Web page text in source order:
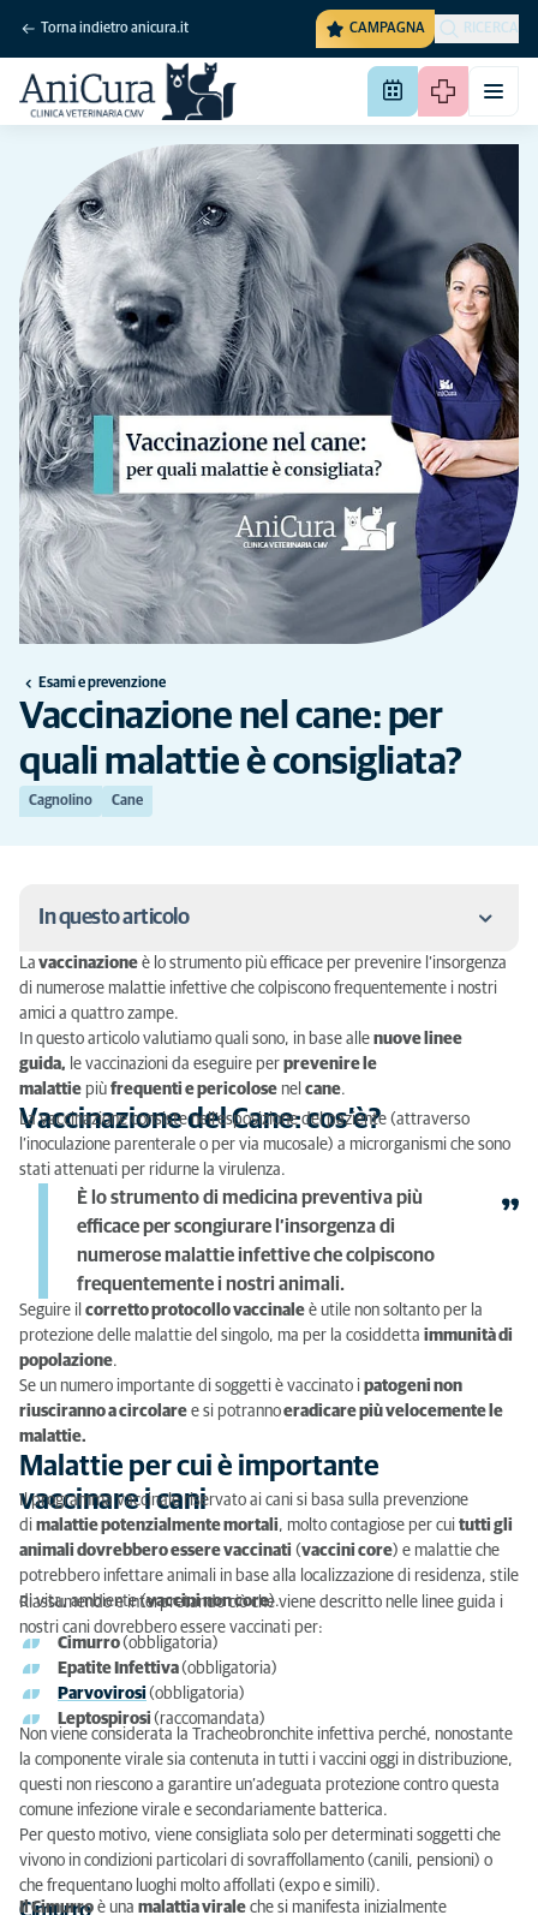
Torna indietro anicura.it CAMPAGNA RICERCA
Esami e prevenzione
Vaccinazione nel cane: per
quali malattie è consigliata?
Cagnolino Cane
In questo articolo
Vaccinazione del Cane: cos’è?
Malattie per cui è importante vaccinare i cani
Frequenza dei vaccini nel cane adulto
Quando vaccinare il cucciolo?
La vaccinazione antirabica è obbligatoria in Italia?
La vaccinazione è lo strumento più efficace per prevenire l’insorgenza
di numerose malattie infettive che colpiscono frequentemente i nostri
amici a quattro zampe.
In questo articolo valutiamo quali sono, in base alle nuove linee
guida, le vaccinazioni da eseguire per prevenire le
malattie più frequenti e pericolose nel cane.
Vaccinazione del Cane: cos’è?
La vaccinazione consiste nell’esposizione del paziente (attraverso
l’inoculazione parenterale o per via mucosale) a microrganismi che sono
stati attenuati per ridurne la virulenza.
È lostrumento di medicina preventivapiù
efficace per scongiurare l’insorgenza di
numerose malattie infettive che colpiscono
frequentemente i nostri animali.
Seguire il corretto protocollo vaccinale è utile non soltanto per la
protezione delle malattie del singolo, ma per la cosiddetta immunità di
popolazione.
Se un numero importante di soggetti è vaccinato i patogeni non
riusciranno a circolare e si potrannoeradicare più velocemente le
malattie.
Malattie per cui è importante
vaccinare i cani
Il programma vaccinale riservato ai cani si basa sulla prevenzione
di malattie potenzialmente mortali, molto contagiose per cui tutti gli
animali dovrebbero essere vaccinati (vaccini core) e malattie che
potrebbero infettare animali in base alla localizzazione di residenza, stile
di vita, ambiente (vaccini non core).
Riassumendo e interpretando ciò che viene descritto nelle linee guida i
nostri cani dovrebbero essere vaccinati per:
Cimurro(obbligatoria)
Epatite Infettiva(obbligatoria)
Parvovirosi (obbligatoria)
Leptospirosi (raccomandata)
Non viene considerata la Tracheobronchite infettiva perché, nonostante
la componente virale sia contenuta in tutti i vaccini oggi in distribuzione,
questi non riescono a garantire un’adeguata protezione contro questa
comune infezione virale e secondariamente batterica.
Per questo motivo, viene consigliata solo per determinati soggetti che
vivono in condizioni particolari di sovraffollamento (canili, pensioni) o
che frequentano luoghi molto affollati (expo e simili).
Il Cimurro è una malattia virale che si manifesta inizialmente